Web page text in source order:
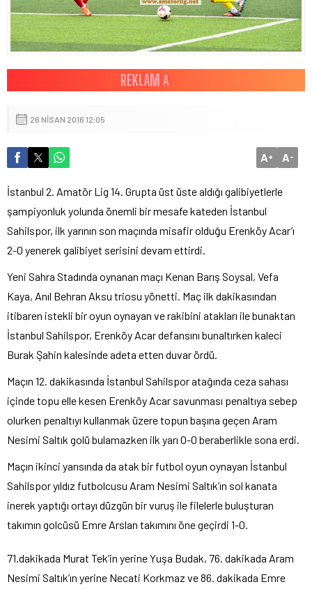
26 NISAN 2016 12:05
A+ A-
İstanbul 2. Amatör Lig 14. Grupta üst üste aldığı galibiyetlerle
şampiyonluk yolunda önemli bir mesafe kateden İstanbul
Sahilspor, ilk yarının son maçında misafir olduğu Erenköy Acar’ı
2-0 yenerek galibiyet serisini devam ettirdi.
Yeni Sahra Stadında oynanan maçı Kenan Barış Soysal, Vefa
Kaya, Anıl Behran Aksu triosu yönetti. Maç ilk dakikasından
itibaren istekli bir oyun oynayan ve rakibini atakları ile bunaktan
İstanbul Sahilspor, Erenköy Acar defansını bunaltırken kaleci
Burak Şahin kalesinde adeta etten duvar ördü.
Maçın 12. dakikasında İstanbul Sahilspor atağında ceza sahası
içinde topu elle kesen Erenköy Acar savunması penaltıya sebep
olurken penaltıyı kullanmak üzere topun başına geçen Aram
Nesimi Saltık golü bulamazken ilk yarı 0-0 beraberlikle sona erdi.
Maçın ikinci yarısında da atak bir futbol oyun oynayan İstanbul
Sahilspor yıldız futbolcusu Aram Nesimi Saltık’ın sol kanata
inerek yaptığı ortayı düzgün bir vuruş ile filelerle buluşturan
takımın golcüsü Emre Arslan takımını öne geçirdi 1-0.
71.dakikada Murat Tek’in yerine Yuşa Budak, 76. dakikada Aram
Nesimi Saltık’ın yerine Necati Korkmaz ve 86. dakikada Emre